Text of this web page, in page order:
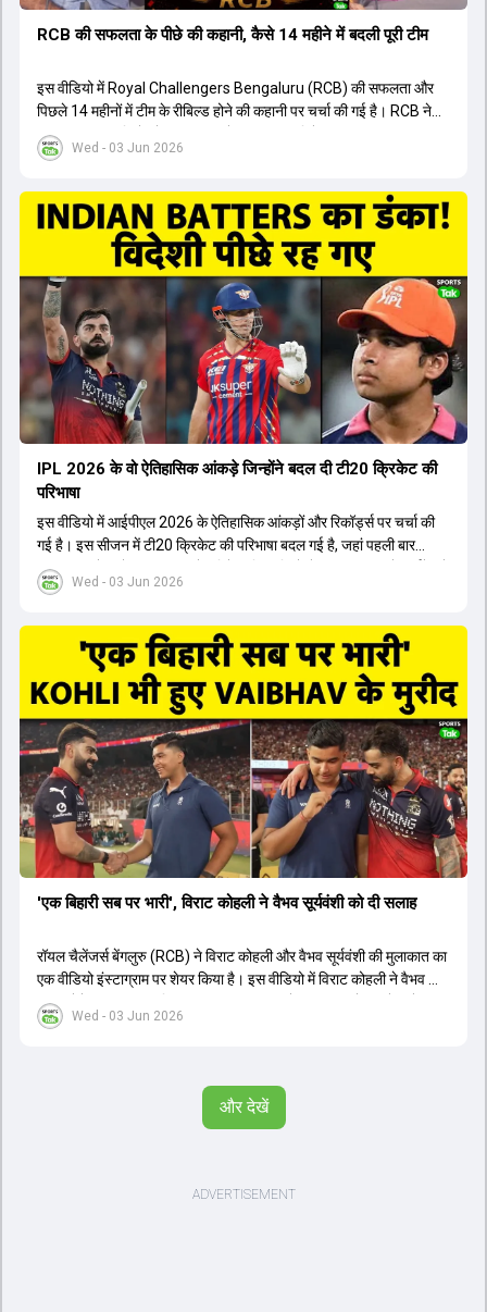
Wed - 03 Jun 2026
RCB की सफलता के पीछे की कहानी, कैसे 14 महीने में बदली पूरी टीम
इस वीडियो में Royal Challengers Bengaluru (RCB) की सफलता और
पिछले 14 महीनों में टीम के रीबिल्ड होने की कहानी पर चर्चा की गई है। RCB ने
अपनी पुरानी गलतियों को स्वीकार करते हुए एक नया रिसेट बटन दबाया। टीम
मैनेजमेंट में Mo Bobat, Andy Flower, Dinesh Karthik और एनालिस्ट
के तहत Bhuvneshwar Kumar, Krunal Pandya और Rasikh Salam
जैसे भारतीय खिलाड़ियों को टीम में शामिल किया गया, जिन्होंने शानदार प्रदर्शन
किया। इसके अलावा, Virat Kohli की भूमिका में भी बदलाव देखा गया, जहां वह
अब टीम के युवा खिलाड़ियों के साथ ज्यादा जुड़े हुए नजर आते हैं। कप्तान Rajat
Patidar के नेतृत्व में टीम का कम्युनिकेशन बहुत स्पष्ट रहा है। एनालिस्ट से लेकर
मैनेजमेंट तक, सभी एक ही पेज पर रहते हैं, जिससे मैदान पर कोई कंफ्यूजन नहीं
होता। यही कारण है कि RCB ने लगातार सफलता हासिल की है।
Wed - 03 Jun 2026
IPL 2026 के वो ऐतिहासिक आंकड़े जिन्होंने बदल दी टी20 क्रिकेट की
परिभाषा
इस वीडियो में आईपीएल 2026 के ऐतिहासिक आंकड़ों और रिकॉर्ड्स पर चर्चा की
गई है। इस सीजन में टी20 क्रिकेट की परिभाषा बदल गई है, जहां पहली बार
भारतीय बल्लेबाजों का स्ट्राइक रेट विदेशी खिलाड़ियों से ज्यादा रहा। पूरे टूर्नामेंट में
1426 छक्के लगे और 65 बार टीमों ने 200 से ज्यादा का स्कोर बनाया, जो एक
स्ट्राइक रेट के साथ मोस्ट वैल्युएबल प्लेयर का खिताब जीता। इसके अलावा पंजाब
और बेंगलुरु के प्रदर्शन के साथ-साथ लक्ष्य का पीछा करने वाली टीमों की सफलता
के आंकड़ों का भी विश्लेषण किया गया है।
Wed - 03 Jun 2026
'एक बिहारी सब पर भारी', विराट कोहली ने वैभव सूर्यवंशी को दी सलाह
रॉयल चैलेंजर्स बेंगलुरु (RCB) ने विराट कोहली और वैभव सूर्यवंशी की मुलाकात का
एक वीडियो इंस्टाग्राम पर शेयर किया है। इस वीडियो में विराट कोहली ने वैभव को
सलाह देते हुए कहा, 'एक बिहारी सब पर भारी। बस गेम खत्म।' कोहली ने उन्हें खुद
पर विश्वास रखने और नकारात्मक बातों पर ध्यान न देने की सलाह दी। आईपीएल
सीरीज खेलेंगे। वहीं, विराट कोहली लंदन रवाना हो गए हैं और अगली वनडे सीरीज में
और देखें